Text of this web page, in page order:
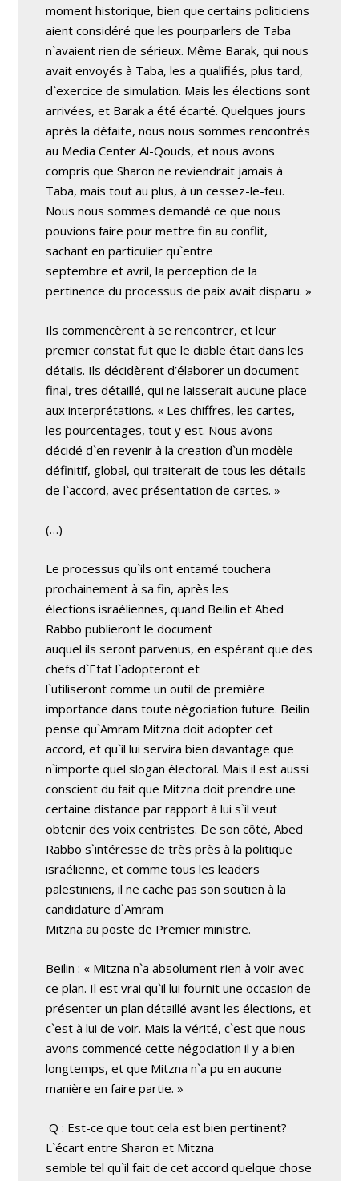
moment historique, bien que certains politiciens
aient considéré que les pourparlers de Taba
n`avaient rien de sérieux. Même Barak, qui nous
avait envoyés à Taba, les a qualifiés, plus tard,
d`exercice de simulation. Mais les élections sont
arrivées, et Barak a été écarté. Quelques jours
après la défaite, nous nous sommes rencontrés
au Media Center Al-Qouds, et nous avons
compris que Sharon ne reviendrait jamais à
Taba, mais tout au plus, à un cessez-le-feu.
Nous nous sommes demandé ce que nous
pouvions faire pour mettre fin au conflit,
sachant en particulier qu`entre
septembre et avril, la perception de la
pertinence du processus de paix avait disparu. »
Ils commencèrent à se rencontrer, et leur
premier constat fut que le diable était dans les
détails. Ils décidèrent d’élaborer un document
final, tres détaillé, qui ne laisserait aucune place
aux interprétations. « Les chiffres, les cartes,
les pourcentages, tout y est. Nous avons
décidé d`en revenir à la creation d`un modèle
définitif, global, qui traiterait de tous les détails
de l`accord, avec présentation de cartes. »
(…)
Le processus qu`ils ont entamé touchera
prochainement à sa fin, après les
élections israéliennes, quand Beilin et Abed
Rabbo publieront le document
auquel ils seront parvenus, en espérant que des
chefs d`Etat l`adopteront et
l`utiliseront comme un outil de première
importance dans toute négociation future. Beilin
pense qu`Amram Mitzna doit adopter cet
accord, et qu`il lui servira bien davantage que
n`importe quel slogan électoral. Mais il est aussi
conscient du fait que Mitzna doit prendre une
certaine distance par rapport à lui s`il veut
obtenir des voix centristes. De son côté, Abed
Rabbo s`intéresse de très près à la politique
israélienne, et comme tous les leaders
palestiniens, il ne cache pas son soutien à la
candidature d`Amram
Mitzna au poste de Premier ministre.
Beilin : « Mitzna n`a absolument rien à voir avec
ce plan. Il est vrai qu`il lui fournit une occasion de
présenter un plan détaillé avant les élections, et
c`est à lui de voir. Mais la vérité, c`est que nous
avons commencé cette négociation il y a bien
longtemps, et que Mitzna n`a pu en aucune
manière en faire partie. »
Q : Est-ce que tout cela est bien pertinent?
L`écart entre Sharon et Mitzna
semble tel qu`il fait de cet accord quelque chose